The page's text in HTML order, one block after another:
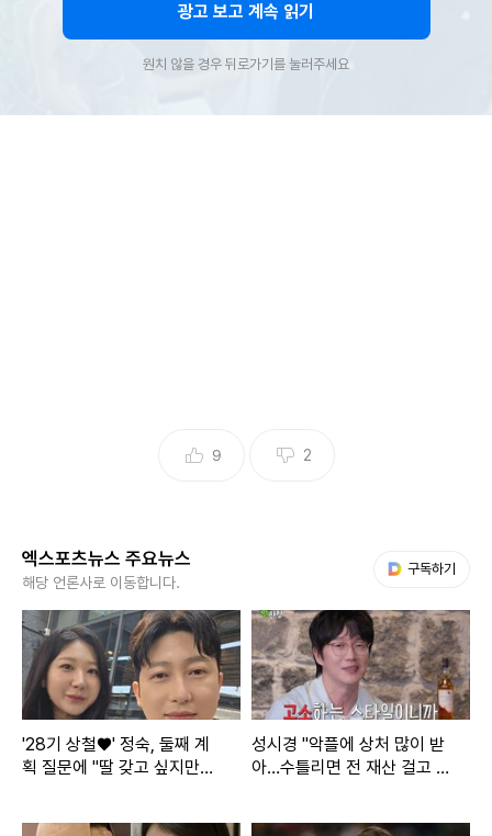
경기에 참가했다.
30일 공개된 유튜브 채널 '션과 함께'에는 '션 가족은 여름 휴
가를 어떻게 보낼까? (v로그, 가족 전원 다 뜀...)'이라는 제목
의 영상이 업로드됐다.
영상에서 션은 "여기는 호주다. 골드코스트 마라톤을 뛰러 왔
는데, 저희 아이들은 10km, 저는 풀코스를 뛸 예정이다"라고
광고 보고 계속 읽기
원치 않을 경우 뒤로가기를 눌러주세요
9 2
엑스포츠뉴스 주요뉴스
해당 언론사로 이동합니다.
구독하기
'28기 상철♥' 정숙, 둘째 계
획 질문에 "딸 갖고 싶지만…
성시경 "악플에 상처 많이 받
아…수틀리면 전 재산 걸고 고